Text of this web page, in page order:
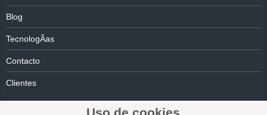
Blog
TecnologÃ­as
Contacto
Clientes